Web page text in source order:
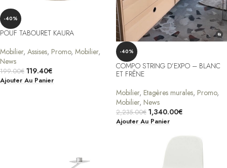
-40%
POUF TABOURET KAURA
Mobilier, Assises, Promo, Mobilier,
News
199.00€ 119.40€
Ajouter Au Panier
-40%
COMPO STRING D’EXPO – BLANC
ET FRÊNE
Mobilier, Etagères murales, Promo,
Mobilier, News
2,235.00€ 1,340.00€
Ajouter Au Panier